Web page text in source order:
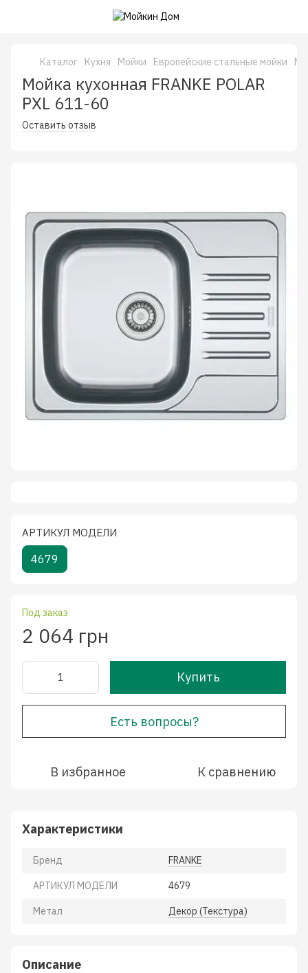
Каталог Кухня Мойки Европейские стальные мойки
Мойка кухонная FRANKE POLAR
PXL 611-60
Оставить отзыв
АРТИКУЛ МОДЕЛИ
4679
Под заказ
2 064 грн
Купить
Есть вопросы?
В избранное К сравнению
Характеристики
Бренд FRANKE
АРТИКУЛ МОДЕЛИ 4679
Метал Декор (Текстура)
Описание